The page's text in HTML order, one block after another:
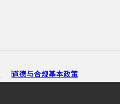
道德与合规基本政策